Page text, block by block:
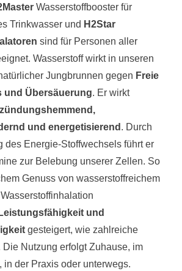
Wasserstoffbooster für
Trinkwasser und H2Star
sind für Personen aller
Wasserstoff wirkt in unseren
Jungbrunnen gegen Freie
und Übersäuerung. Er wirkt
und energetisierend . Durch
des Energie-Stoffwechsels führt er
zur Belebung unserer Zellen. So
Genuss von wasserstoffreichem
und
gesteigert, wie zahlreiche
Die Nutzung erfolgt Zuhause, im
in der Praxis oder unterwegs.